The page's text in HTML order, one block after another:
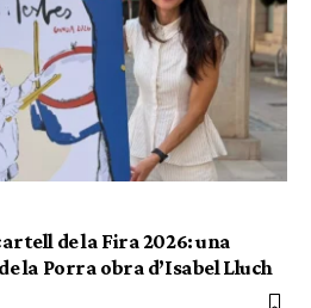
de la Fira 2026: una
la Porra obra d’Isabel Lluch